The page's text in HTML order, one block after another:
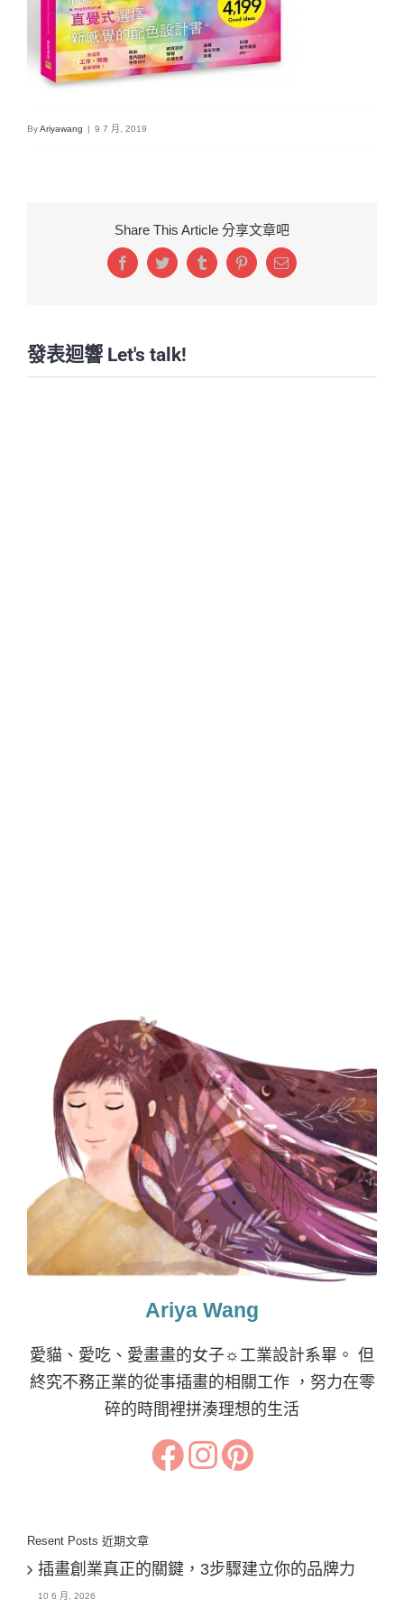
ByAriyawang | 9 7 月, 2019
Share This Article 分享文章吧
FacebookTwitterTumblrPinterestEmail:
發表迴響 Let's talk!
Ariya Wang
愛貓、愛吃、愛畫畫的女子☼工業設計系畢。 但
終究不務正業的從事插畫的相關工作 ，努力在零
碎的時間裡拼湊理想的生活
Resent Posts 近期文章
插畫創業真正的關鍵，3步驟建立你的品牌力
10 6 月, 2026